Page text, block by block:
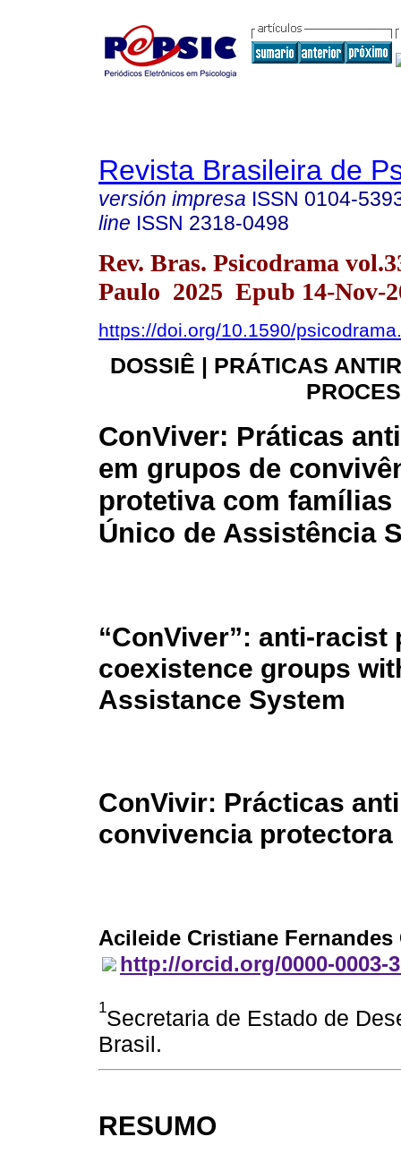
Revista Brasileira de
versión impresa ISSN 0104-
line ISSN 2318-0498
Rev. Bras. Psicodrama
Paulo 2025 Epub 14-Nov-
https://doi.org/10.1590/
DOSSIÊ | PRÁTICAS
ConViver: Práticas
em grupos de
protetiva com famílias
Único de Assistência
“ConViver”: anti-
coexistence groups
Assistance System
ConVivir: Prácticas
convivencia
Acileide Cristiane Fernandes
http://orcid.org/0000-0003-
1Secretaria de Estado de
Brasil.
RESUMO